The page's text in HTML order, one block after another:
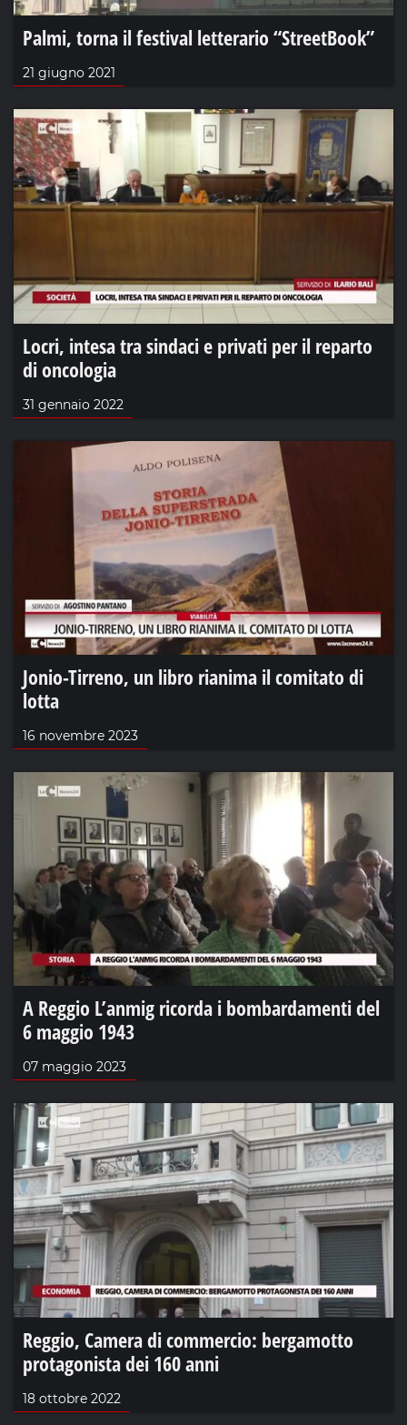
Palmi, torna il festival letterario “StreetBook”
21 giugno 2021
Locri, intesa tra sindaci e privati per il reparto
di oncologia
31 gennaio 2022
Jonio-Tirreno, un libro rianima il comitato di
lotta
16 novembre 2023
A Reggio L’anmig ricorda i bombardamenti del
6 maggio 1943
07 maggio 2023
Reggio, Camera di commercio: bergamotto
protagonista dei 160 anni
18 ottobre 2022